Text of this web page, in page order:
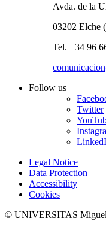
Avda. de la
03202 Elche
Tel. +34 96
Follow us
Twitter
Legal Notice
Data Protection
Accessibility
Cookies
© UNIVERSITAS Miguel